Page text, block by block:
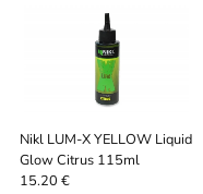
Nikl LUM-X YELLOW Liquid
Glow Citrus 115ml
15.20 €